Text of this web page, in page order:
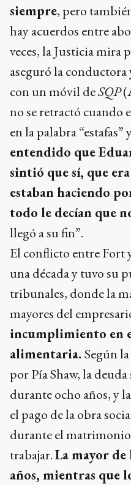
siempre, pero
hay acuerdos entre
veces, la Justicia mira
aseguró la
con un móvil deSQP
no se retractó cuando
en la palabra “estafas”
entendido que
sintió que sí, que
estaban haciendo
todo le decían que
llegó a su fin”.
El conflicto entre Fort
una década y tuvo su
tribunales, donde la
mayores del
incumplimiento en
alimentaria. Según
por Pía Shaw, la
durante ocho años, y
el pago de la obra
durante el
trabajar.La mayor de
años, mientras que